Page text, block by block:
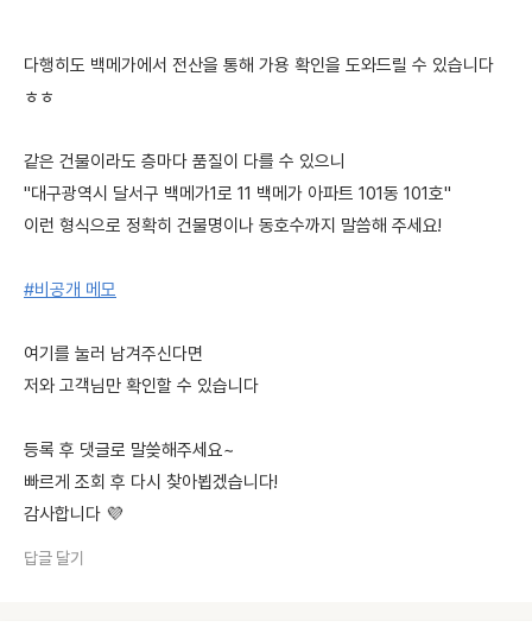
다행히도 백메가에서 전산을 통해 가용 확인을 도와드릴 수 있습니다
ㅎㅎ
같은 건물이라도 층마다 품질이 다를 수 있으니
"대구광역시 달서구 백메가1로 11 백메가 아파트 101동 101호"
이런 형식으로 정확히 건물명이나 동호수까지 말씀해 주세요!
#비공개 메모
여기를 눌러 남겨주신다면
저와 고객님만 확인할 수 있습니다
등록 후 댓글로 말씆해주세요~
빠르게 조회 후 다시 찾아뵙겠습니다!
감사합니다 💜
답글 달기